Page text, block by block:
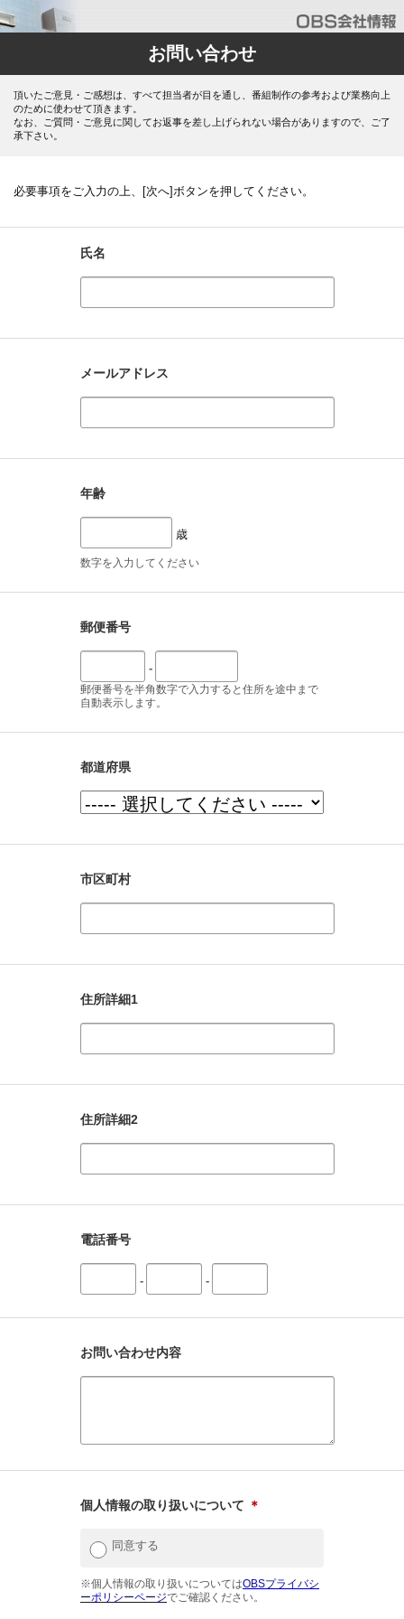
お問い合わせ
頂いたご意見・ご感想は、すべて担当者が目を通し、番組制作の参考および業務向上
のために使わせて頂きます。
なお、ご質問・ご意見に関してお返事を差し上げられない場合がありますので、ご了
承下さい。
必要事項をご入力の上、[次へ]ボタンを押してください。
氏名
メールアドレス
年齢
歳
数字を入力してください
郵便番号
-
郵便番号を半角数字で入力すると住所を途中まで
自動表示します。
都道府県
市区町村
住所詳細1
住所詳細2
電話番号
- -
お問い合わせ内容
個人情報の取り扱いについて ＊
同意する
※個人情報の取り扱いについてはOBSプライバシ
ーポリシーページでご確認ください。